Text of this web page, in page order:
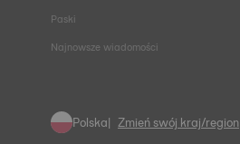
Paski
Najnowsze wiadomości
Polska Zmień swój kraj/region